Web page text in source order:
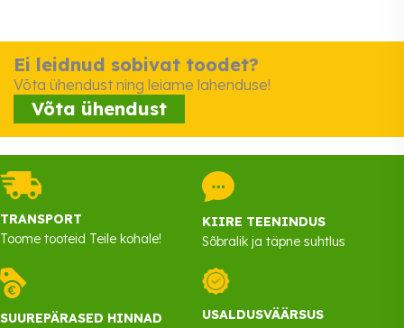
Ei leidnud sobivat toodet?
Võta ühendust ning leiame lahenduse!
Võta ühendust
TRANSPORT
Toome tooteid Teile kohale!
KIIRE TEENINDUS
Sõbralik ja täpne suhtlus
SUUREPÄRASED HINNAD
USALDUSVÄÄRSUS